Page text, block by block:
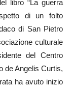
libro “La guerra
di un folto
di San Pietro
culturale
del Centro
de Angelis Curtis,
ha avuto inizio